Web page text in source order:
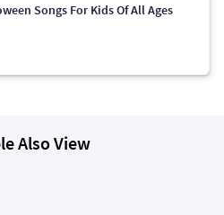
Songs For Kids Of All Ages
Also View